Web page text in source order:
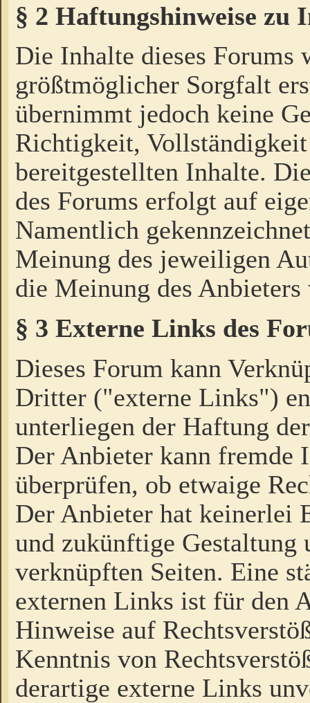
§ 2 Haftungshinweise zu
Die Inhalte dieses Forums
größtmöglicher Sorgfalt
übernimmt jedoch keine
Richtigkeit,
bereitgestellten Inhalte.
des Forums erfolgt auf
Namentlich
Meinung des jeweiligen
die Meinung des Anbieters
§ 3 Externe Links des
Dieses Forum kann
Dritter ("externe Links")
unterliegen der Haftung
Der Anbieter kann fremde
überprüfen, ob etwaige
Der Anbieter hat keinerlei
und zukünftige Gestaltung
verknüpften Seiten. Eine
externen Links ist für den
Hinweise auf
Kenntnis von
derartige externe Links